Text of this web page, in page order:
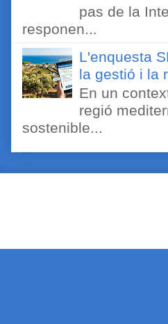
pas de la
responen...
L'enquesta
la gestió i la
En un
regió
sostenible...